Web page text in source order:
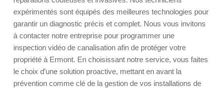
expérimentés sont équipés des meilleures technologies pour
garantir un diagnostic précis et complet. Nous vous invitons
à contacter notre entreprise pour programmer une
inspection vidéo de canalisation afin de protéger votre
propriété à Ermont. En choisissant notre service, vous faites
le choix d’une solution proactive, mettant en avant la
prévention comme clé de la gestion de vos installations de